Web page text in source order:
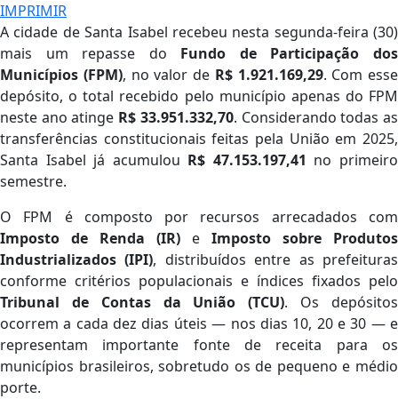
IMPRIMIR
A cidade de Santa Isabel recebeu nesta segunda-feira (30)
mais um repasse do Fundo de Participação dos
Municípios (FPM), no valor de R$ 1.921.169,29. Com esse
depósito, o total recebido pelo município apenas do FPM
neste ano atinge R$ 33.951.332,70. Considerando todas as
transferências constitucionais feitas pela União em 2025,
Santa Isabel já acumulou R$ 47.153.197,41 no primeiro
semestre.
O FPM é composto por recursos arrecadados com
Imposto de Renda (IR) e Imposto sobre Produtos
Industrializados (IPI), distribuídos entre as prefeituras
conforme critérios populacionais e índices fixados pelo
Tribunal de Contas da União (TCU). Os depósitos
ocorrem a cada dez dias úteis — nos dias 10, 20 e 30 — e
representam importante fonte de receita para os
municípios brasileiros, sobretudo os de pequeno e médio
porte.